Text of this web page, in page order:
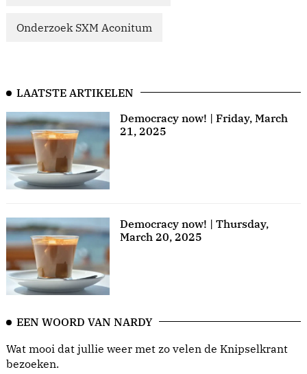
Onderzoek SXM Aconitum
LAATSTE ARTIKELEN
Democracy now! | Friday, March
21, 2025
Democracy now! | Thursday,
March 20, 2025
EEN WOORD VAN NARDY
Wat mooi dat jullie weer met zo velen de Knipselkrant
bezoeken.